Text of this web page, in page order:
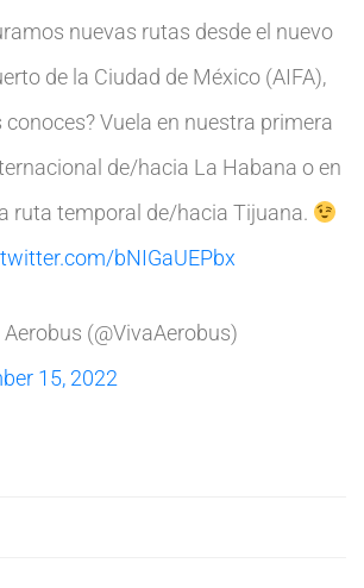
nuevas rutas desde el nuevo
de la Ciudad de México (AIFA),
conoces? Vuela en nuestra primera
de/hacia La Habana o en
ruta temporal de/hacia Tijuana.
bNIGaUEPbx
(@VivaAerobus)
15, 2022